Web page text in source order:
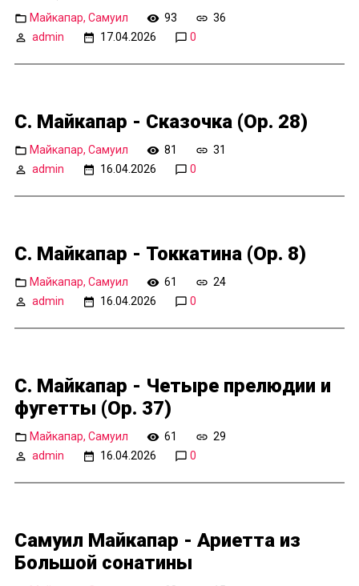
Майкапар, Самуил 93
36
admin
17.04.2026 0
С. Майкапар - Сказочка (Op. 28)
Майкапар, Самуил 81
31
admin
16.04.2026 0
С. Майкапар - Токкатина (Op. 8)
Майкапар, Самуил 61
24
admin
16.04.2026 0
С. Майкапар - Четыре прелюдии и
фугетты (Op. 37)
Майкапар, Самуил 61
29
admin
16.04.2026 0
Самуил Майкапар - Ариетта из
Большой сонатины